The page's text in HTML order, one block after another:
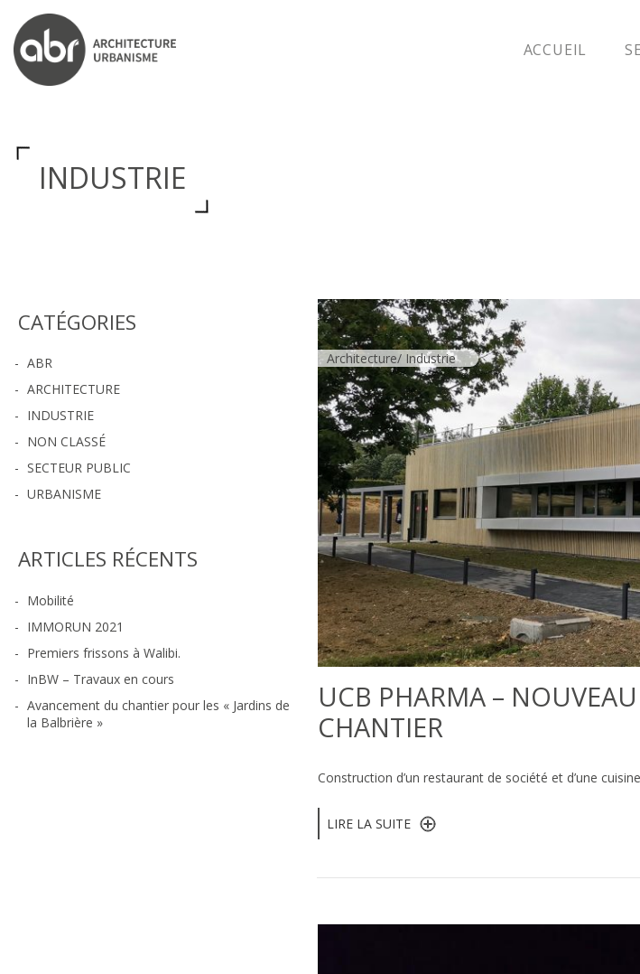
ABR ARCHITECTS ACCUEIL
INDUSTRIE
CATÉGORIES
ABR
ARCHITECTURE
INDUSTRIE
NON CLASSÉ
SECTEUR PUBLIC
URBANISME
ARTICLES RÉCENTS
Mobilité
IMMORUN 2021
Premiers frissons à Walibi.
InBW – Travaux en cours
Avancement du chantier pour les « Jardins de
la Balbrière »
Architecture Industrie
UCB PHARMA –
CHANTIER
Construction d’un restaurant de société et d’une
LIRE LA SUITE